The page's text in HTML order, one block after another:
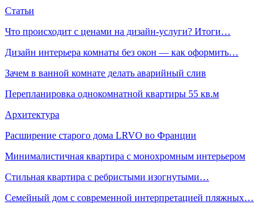
Статьи
Что происходит с ценами на дизайн-услуги? Итоги…
Дизайн интерьера комнаты без окон — как оформить…
Зачем в ванной комнате делать аварийный слив
Перепланировка однокомнатной квартиры 55 кв.м
Архитектура
Расширение старого дома LRVO во Франции
Минималистичная квартира с монохромным интерьером
Стильная квартира с ребристыми изогнутыми…
Семейный дом с современной интерпретацией пляжных…